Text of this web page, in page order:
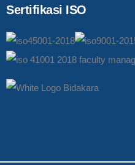
Sertifikasi ISO